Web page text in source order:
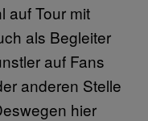
auf Tour mit
als Begleiter
auf Fans
anderen Stelle
hier